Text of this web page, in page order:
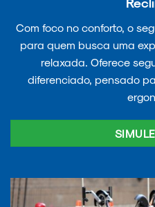
Com foco no conforto, o
para quem busca uma
relaxada. Oferece
diferenciado, pensado